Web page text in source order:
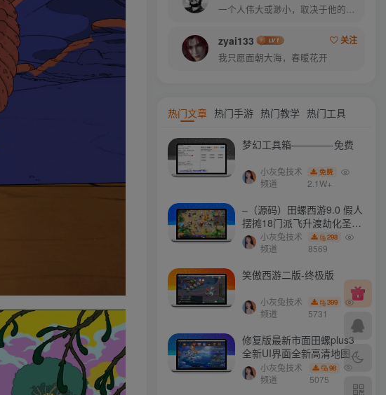
一个人伟大或渺小，取决于他的意志力
zyai133
关注
我只愿面朝大海，春暖花开
热门文章 热门手游 热门教学 热门工具
梦幻工具箱————-免费
小灰兔技术
频道
免费
2.1W+
–（源码）田螺西游9.0 假人
摆摊18门派飞升渡劫化圣助
战最新BB谛听….
小灰兔技术
频道
298
8569
笑傲西游二版-终极版
小灰兔技术
频道
399
5731
修复版最新市面田螺plus3
全新UI界面全新高清地图18
门派 修复了后门ggeserver
打不开
小灰兔技术
频道
98
5075